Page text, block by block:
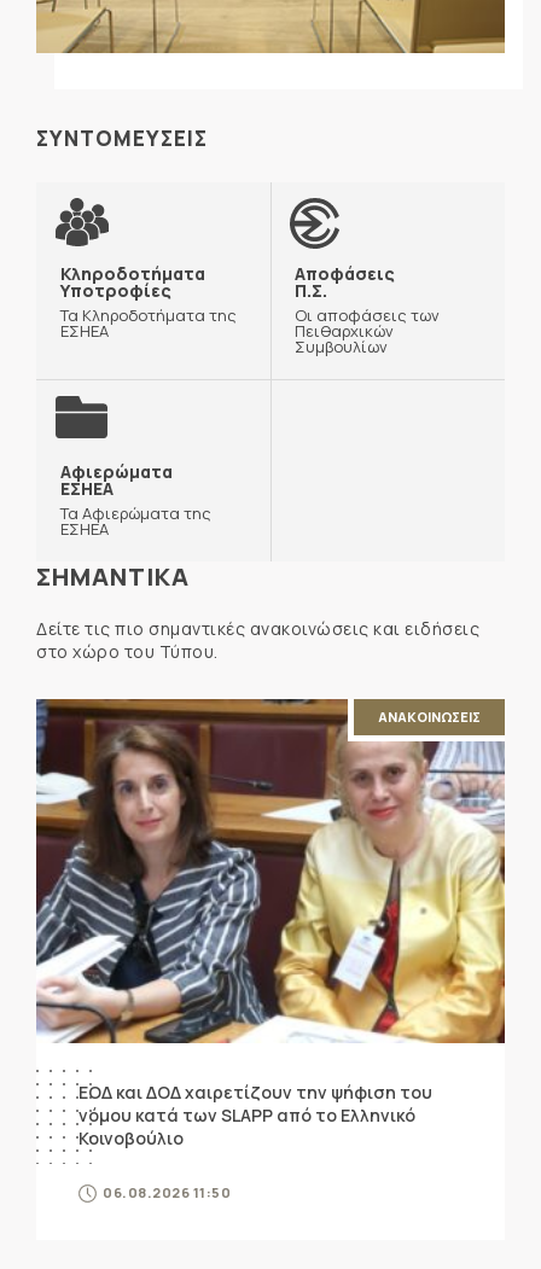
ΣΥΝΤΟΜΕΥΣΕΙΣ
Κληροδοτήματα
Υποτροφίες
Τα Κληροδοτήματα της
ΕΣΗΕΑ
Αποφάσεις
Π.Σ.
Οι αποφάσεις των
Πειθαρχικών
Συμβουλίων
Αφιερώματα
ΕΣΗΕΑ
Τα Αφιερώματα της
ΕΣΗΕΑ
ΣΗΜΑΝΤΙΚΑ
Δείτε τις πιο σημαντικές ανακοινώσεις και ειδήσεις
στο χώρο του Τύπου.
ΑΝΑΚΟΙΝΩΣΕΙΣ
ΕΟΔ και ΔΟΔ χαιρετίζουν την ψήφιση του
νόμου κατά των SLAPP από το Ελληνικό
Κοινοβούλιο
06.08.2026 11:50